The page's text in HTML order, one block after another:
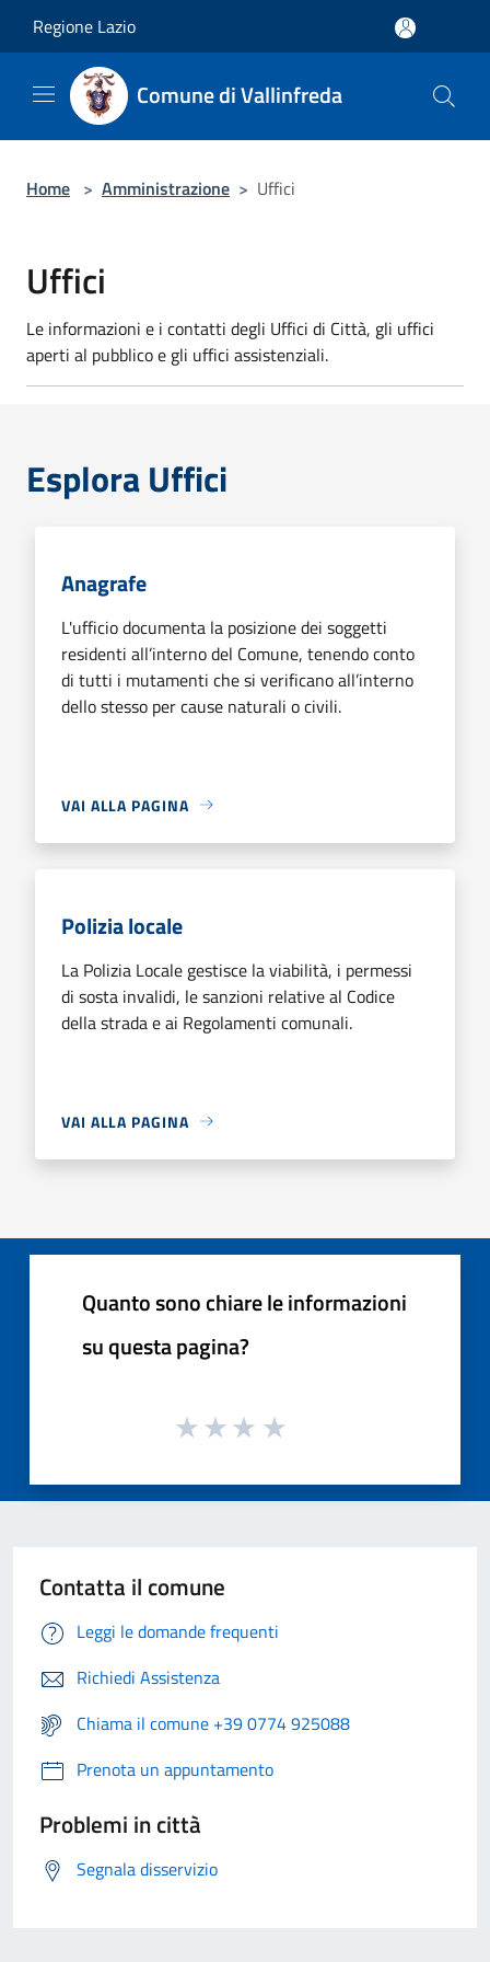
Regione Lazio
Comune di Vallinfreda
Home > Amministrazione > Uffici
Uffici
Le informazioni e i contatti degli Uffici di Città, gli uffici
aperti al pubblico e gli uffici assistenziali.
Esplora Uffici
Anagrafe
L'ufficio documenta la posizione dei soggetti
residenti all’interno del Comune, tenendo conto
di tutti i mutamenti che si verificano all’interno
dello stesso per cause naturali o civili.
VAI ALLA PAGINA
Polizia locale
La Polizia Locale gestisce la viabilità, i permessi
di sosta invalidi, le sanzioni relative al Codice
della strada e ai Regolamenti comunali.
VAI ALLA PAGINA
Quanto sono chiare le informazioni
su questa pagina?
Contatta il comune
Leggi le domande frequenti
Richiedi Assistenza
Chiama il comune +39 0774 925088
Prenota un appuntamento
Problemi in città
Segnala disservizio